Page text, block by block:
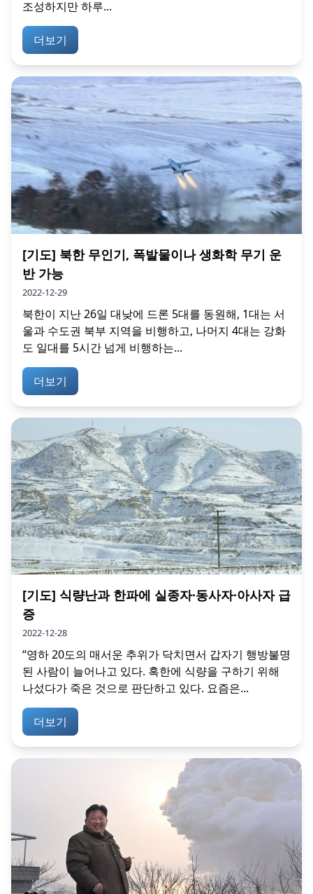
조성하지만 하루...
더보기
[기도] 북한 무인기, 폭발물이나 생화학 무기 운
반 가능
2022-12-29
북한이 지난 26일 대낮에 드론 5대를 동원해, 1대는 서
울과 수도권 북부 지역을 비행하고, 나머지 4대는 강화
도 일대를 5시간 넘게 비행하는...
더보기
[기도] 식량난과 한파에 실종자∙동사자∙아사자 급
증
2022-12-28
“영하 20도의 매서운 추위가 닥치면서 갑자기 행방불명
된 사람이 늘어나고 있다. 혹한에 식량을 구하기 위해
나섰다가 죽은 것으로 판단하고 있다. 요즘은...
더보기